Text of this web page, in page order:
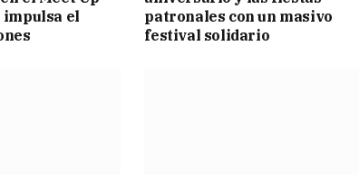
impulsa el
patronales con un masivo
festival solidario